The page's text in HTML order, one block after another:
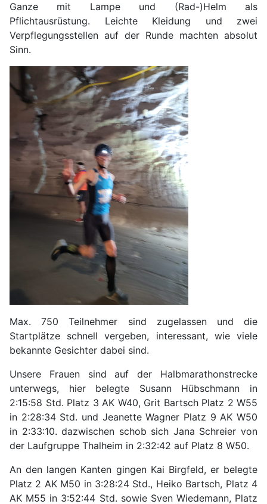
Ganze mit Lampe und (Rad-)Helm als
Pflichtausrüstung. Leichte Kleidung und zwei
Verpflegungsstellen auf der Runde machten absolut
Sinn.
Max. 750 Teilnehmer sind zugelassen und die
Startplätze schnell vergeben, interessant, wie viele
bekannte Gesichter dabei sind.
Unsere Frauen sind auf der Halbmarathonstrecke
unterwegs, hier belegte Susann Hübschmann in
2:15:58 Std. Platz 3 AK W40, Grit Bartsch Platz 2 W55
in 2:28:34 Std. und Jeanette Wagner Platz 9 AK W50
in 2:33:10. dazwischen schob sich Jana Schreier von
der Laufgruppe Thalheim in 2:32:42 auf Platz 8 W50.
An den langen Kanten gingen Kai Birgfeld, er belegte
Platz 2 AK M50 in 3:28:24 Std., Heiko Bartsch, Platz 4
AK M55 in 3:52:44 Std. sowie Sven Wiedemann, Platz